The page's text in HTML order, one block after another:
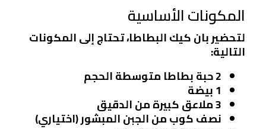
المكونات الأساسية
لتحضير بان كيك البطاطا، تحتاج إلى المكونات
التالية:
2 حبة بطاطا متوسطة الحجم
1 بيضة
3 ملاعق كبيرة من الدقيق
نصف كوب من الجبن المبشور (اختياري)